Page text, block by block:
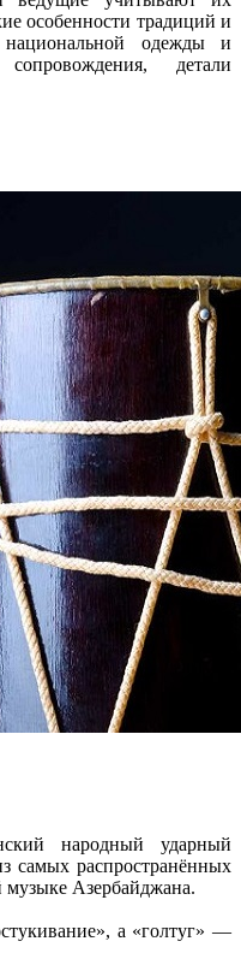
особенности традиций и
одежды и
детали
народный ударный
самых распространённых
музыке Азербайджана.
а «голтуг» —